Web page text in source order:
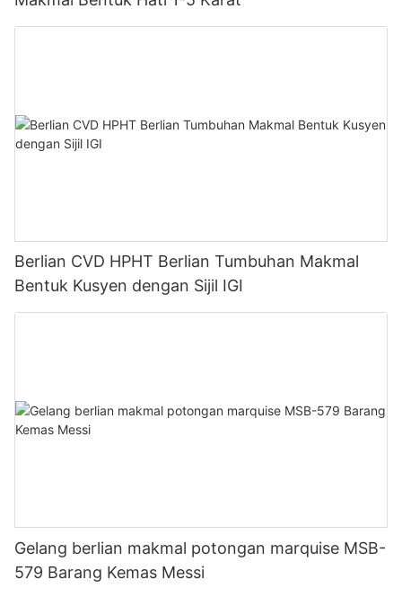
Berlian CVD HPHT Berlian Tumbuhan Makmal
Bentuk Kusyen dengan Sijil IGI
Gelang berlian makmal potongan marquise MSB-
579 Barang Kemas Messi